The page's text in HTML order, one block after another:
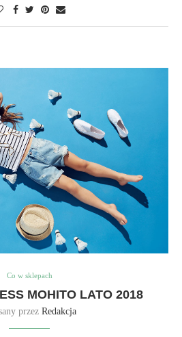
Co w sklepach
MOHITO LATO 2018
przez Redakcja